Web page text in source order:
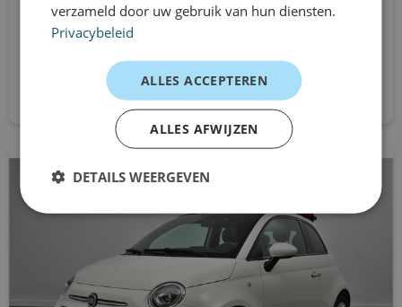
From
€479
Request directly
verzameld door uw gebruik van hun diensten.
Privacybeleid
ALLES ACCEPTEREN
ALLES AFWIJZEN
DETAILS WEERGEVEN